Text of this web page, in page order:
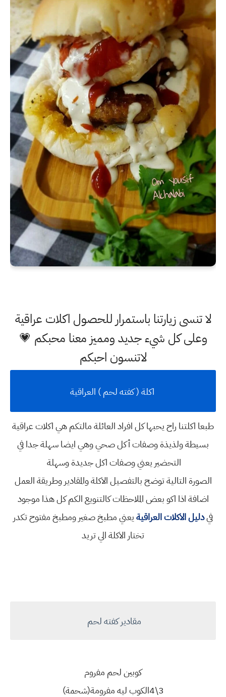
لا تنسى زيارتنا باستمرار للحصول اكلات عراقية
وعلى كل شيء جديد ومميز معنا محبكم 💗
لاتنسون احبكم
اكلة ( كفته لحم ) العراقية
طبعا اكلتنا راح يحبها كل افراد العائلة مالتكم هي اكلات عراقية
بسيطة ولذيذةوصفات أكل صحيوهي ايضا سهلة جدا في
التحضير يعنيوصفات اكل جديدة وسهلة
الصورة التالية توضح بالتفصيل الاكلة والمقادير وطريقة العمل
اضافة اذا اكو بعض الملاحظات كالتنويع الكم كل هذا موجود
فيدليل الاكلات العراقيةيعنيمطبخ صغير ومطبخ مفتوح تكدر
تختار الاكلة الي تريد
مقادير كفته لحم
كوبين لحم مفروم
3\4الكوب ليه مفرومة(شحمة)